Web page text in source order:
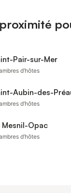
Pair-sur-Mer
d’hôtes
Aubin-des-
d’hôtes
Mesnil-Opac
d’hôtes